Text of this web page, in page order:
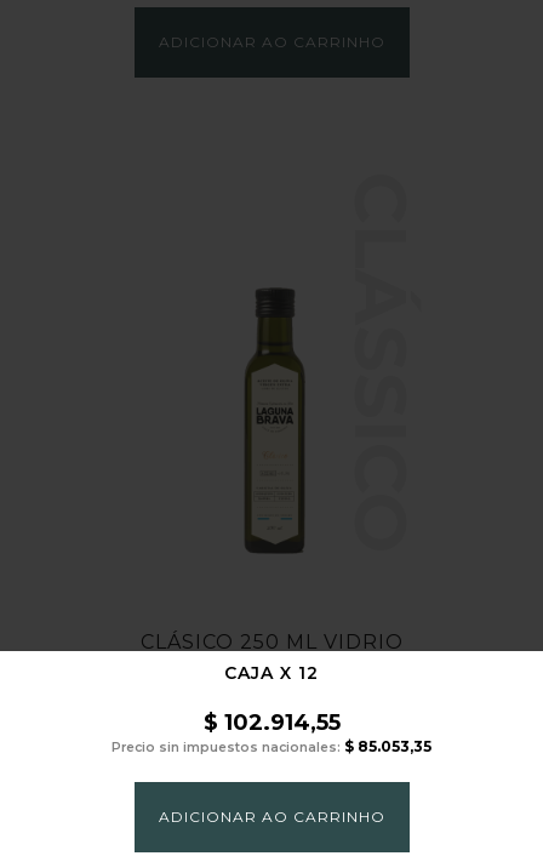
era:
$ 252.720,00.
ADICIONAR AO CARRINHO
CLÁSICO 250 ML VIDRIO
CAJA X 12
$ 102.914,55
Precio sin impuestos nacionales: $ 85.053,35
ADICIONAR AO CARRINHO